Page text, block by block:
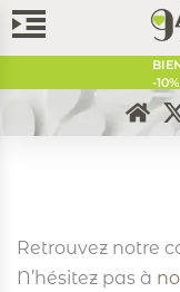
Retrouvez notre
N’hésitez pas à
-